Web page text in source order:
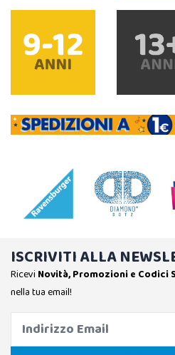
ISCRIVITI ALLA
Ricevi Novità, Promozioni e Codici
nella tua email!